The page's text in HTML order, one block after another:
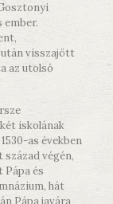
ember.
visszajött
az utolsó
iskolának
as években
végén,
és
hát
Pápa javára